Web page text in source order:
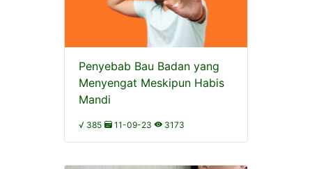
Penyebab Bau Badan yang
Menyengat Meskipun Habis
Mandi
√ 385 11-09-23 3173